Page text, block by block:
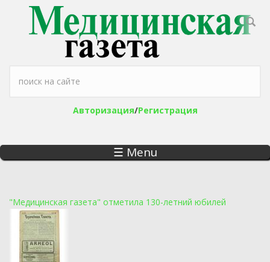
Перейти к основному содержанию
Форма поиска
Авторизация/Регистрация
☰ Menu
"Медицинская газета" отметила 130-летний юбилей